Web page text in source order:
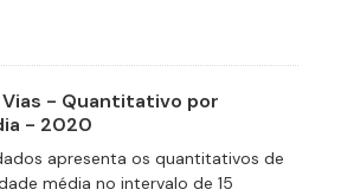
- Quantitativo por
- 2020
apresenta os quantitativos de
média no intervalo de 15